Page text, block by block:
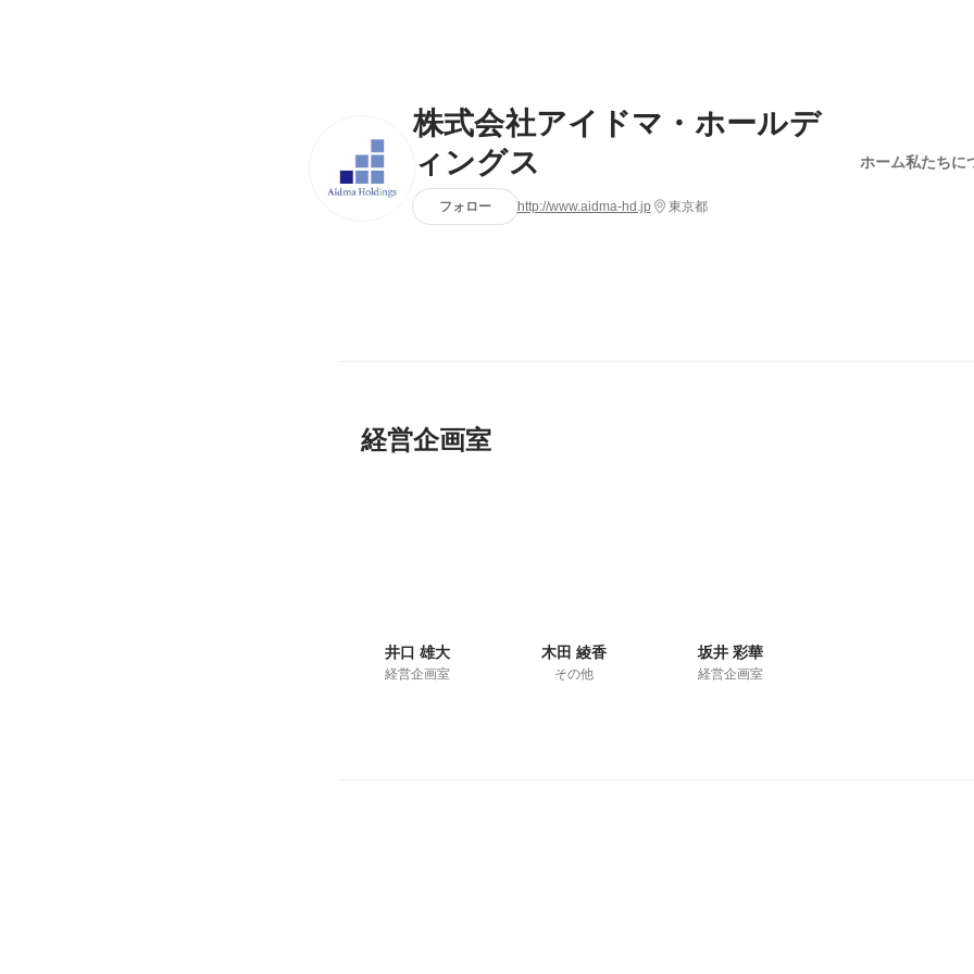
株式会社アイドマ・ホールデ
ィングス
フォロー http://www.aidma-hd.jp 東京都
ホーム私たちに
経営企画室
井口 雄大
経営企画室
木田 綾香
その他
坂井 彩華
経営企画室